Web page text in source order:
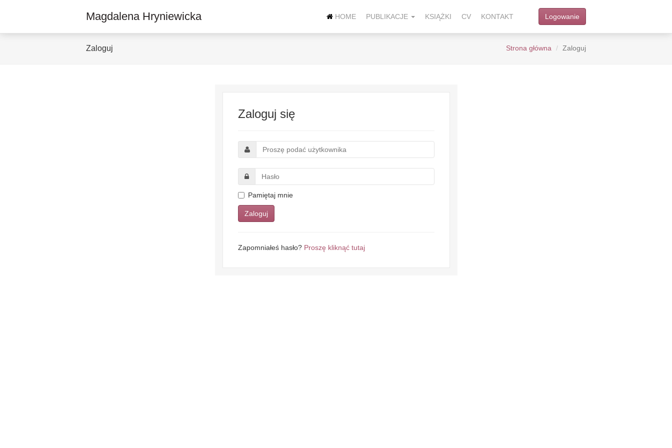
Magdalena Hryniewicka Logowanie
HOME PUBLIKACJE KSIĄŻKI CV KONTAKT
Zaloguj Strona główna Zaloguj
Zaloguj się
Pamiętaj mnie
Zaloguj
Zapomniałeś hasło? Proszę kliknąć tutaj